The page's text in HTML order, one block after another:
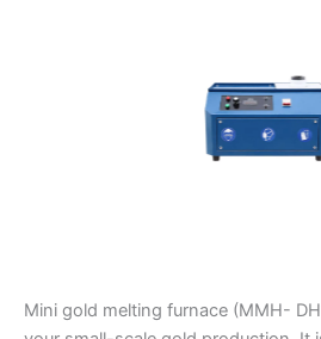
Mini gold melting furnace (MMH-